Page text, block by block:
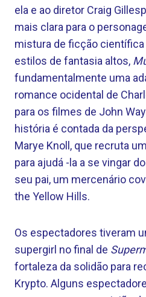
ela e ao diretor Craig
mais clara para o
mistura de ficção
estilos de fantasia altos,
fundamentalmente uma
romance ocidental de
para os filmes de John
história é contada da
Marye Knoll, que recruta
para ajudá -la a se vingar
seu pai, um mercenário
the Yellow Hills.
Os espectadores tiveram
supergirl no final de
fortaleza da solidão para
Krypto. Alguns